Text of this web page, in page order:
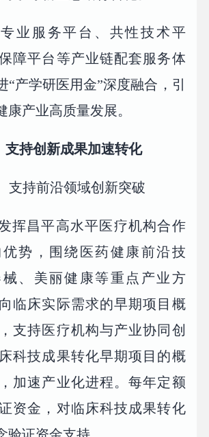
专业服务平台、共性技术平
障平台等产业链配套服务体
“产学研医用金”深度融合，引
康产业高质量发展。
持创新成果加速转化
持前沿领域创新突破
发挥昌平高水平医疗机构合作
势，围绕医药健康前沿技
、美丽健康等重点产业方
临床实际需求的早期项目概
支持医疗机构与产业协同创
科技成果转化早期项目的概
加速产业化进程。每年定额
资金，对临床科技成果转化
验证资金支持。